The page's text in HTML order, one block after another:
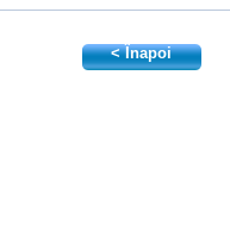
< Înapoi